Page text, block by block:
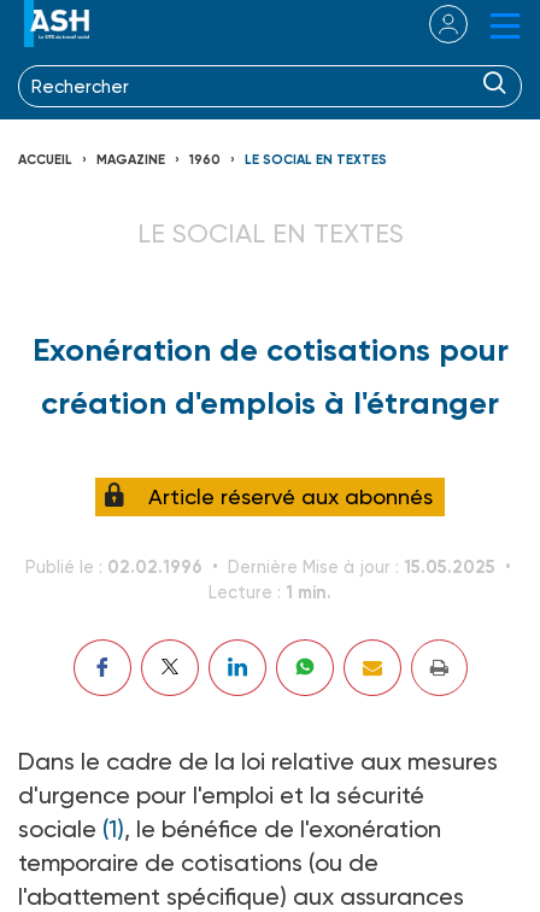
ACCUEIL MAGAZINE 1960 LE SOCIAL EN TEXTES
LE SOCIAL EN TEXTES
Exonération de cotisations pour
création d'emplois à l'étranger
Article réservé aux abonnés
Publié le : 02.02.1996 Dernière Mise à jour : 15.05.2025
Lecture : 1 min.
Dans le cadre de la loi relative aux mesures
d'urgence pour l'emploi et la sécurité
sociale (1), le bénéfice de l'exonération
temporaire de cotisations (ou de
l'abattement spécifique) aux assurances